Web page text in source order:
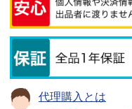
代理購入とは